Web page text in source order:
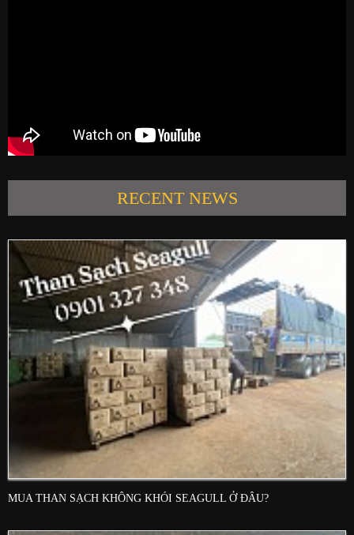
RECENT NEWS
MUA THAN SẠCH KHÔNG KHÓI SEAGULL Ở ĐÂU?